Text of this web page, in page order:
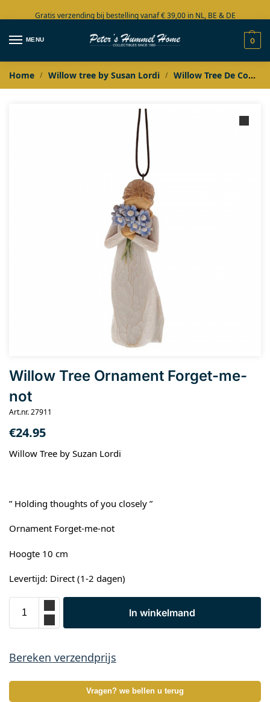
Gratis verzending bij bestelling vanaf € 39,00 in NL, BE & DE
Grote collectie in voorraad
MENU 0
Home / Willow tree by Susan Lordi / Willow Tree De Complete Collectie
Willow Tree Ornament Forget-me-
not
Art.nr. 27911
€24.95
Willow Tree by Suzan Lordi
” Holding thoughts of you closely ”
Ornament Forget-me-not
Hoogte 10 cm
Levertijd: Direct (1-2 dagen)
In winkelmand
Bereken verzendprijs
Vragen? we bellen u terug